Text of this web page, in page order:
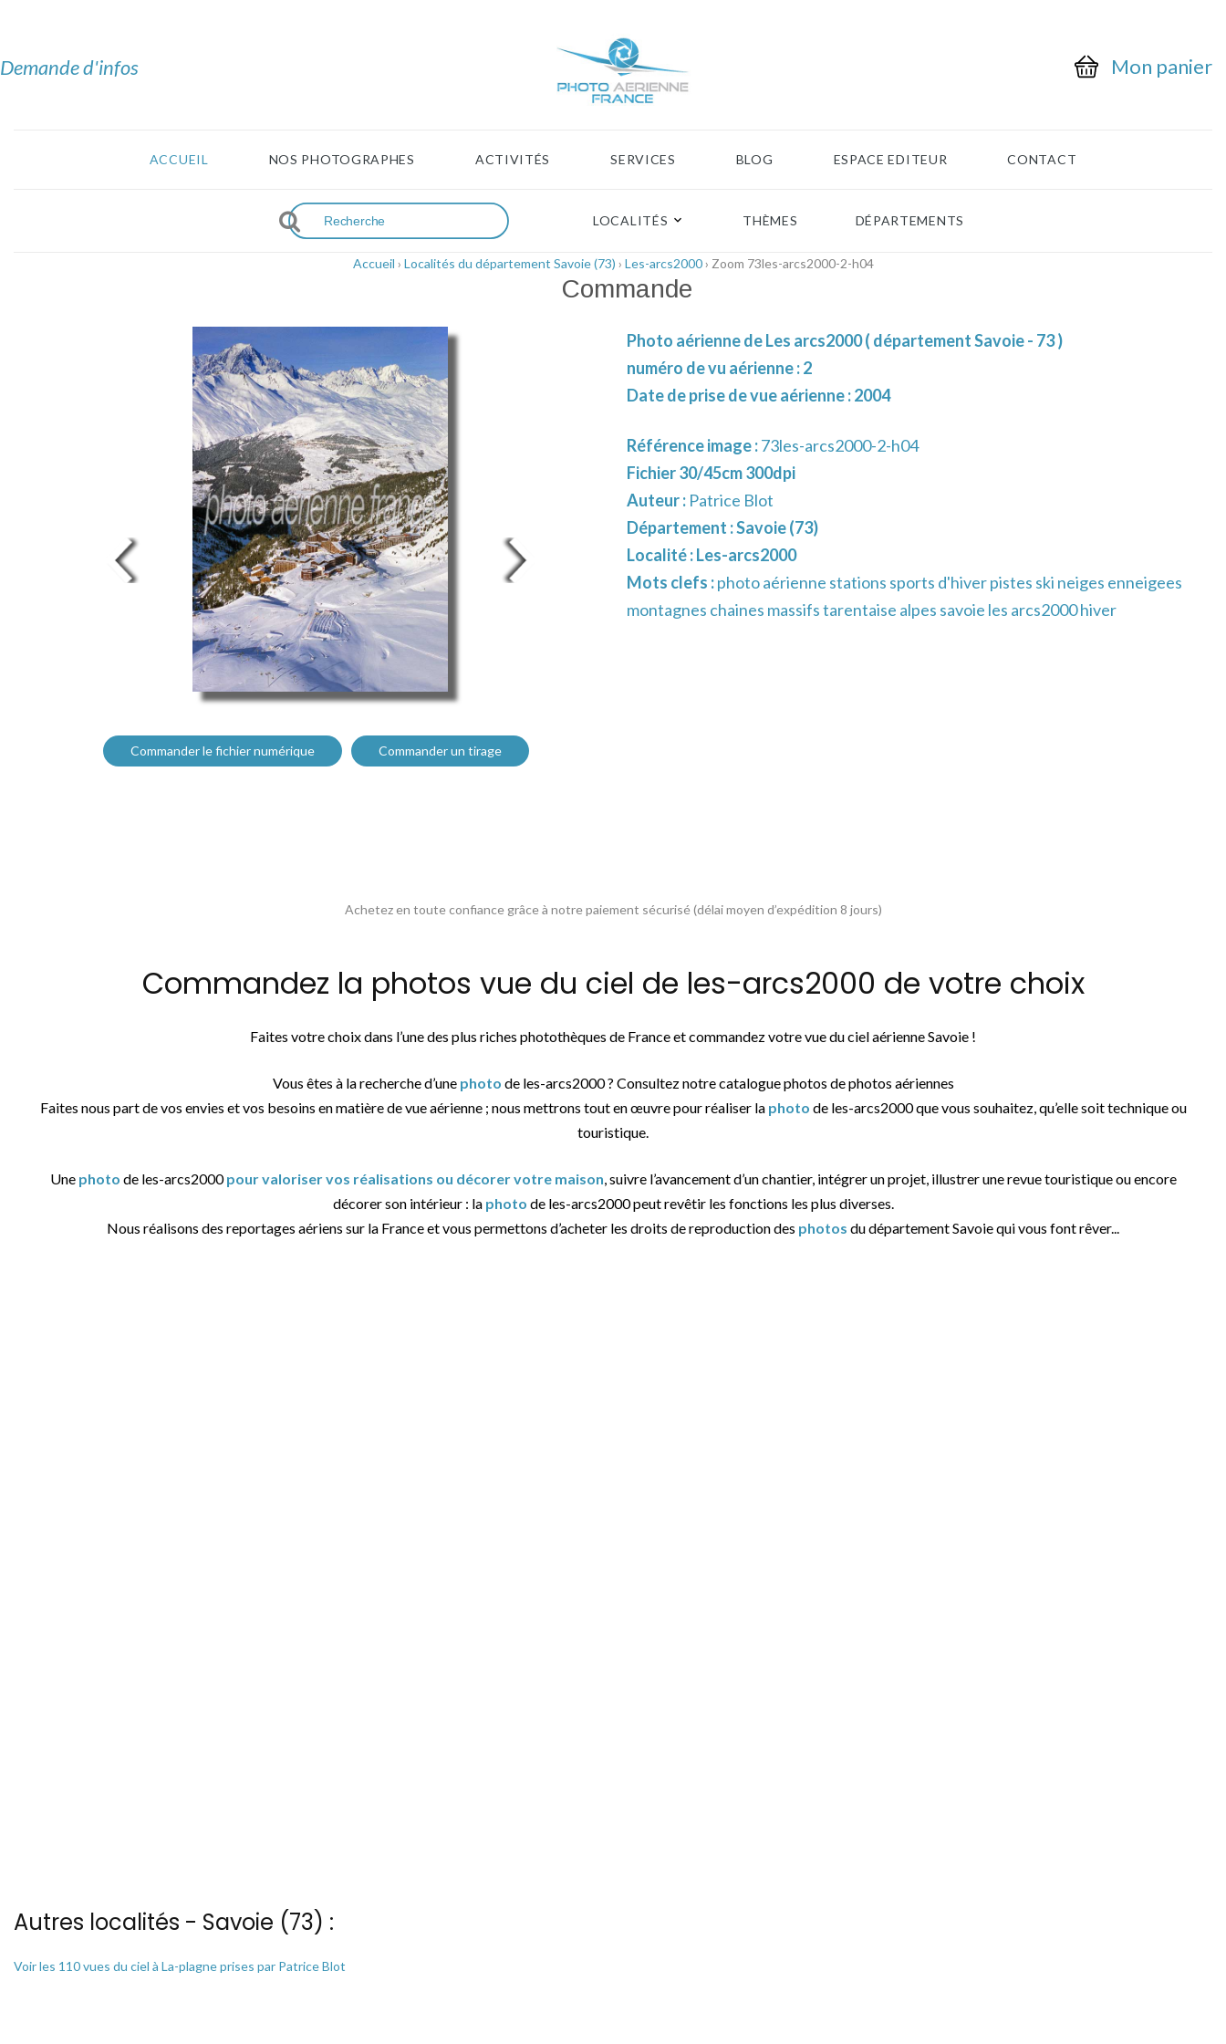
Demande d'infos Mon panier
ACCUEIL NOS PHOTOGRAPHES ACTIVITÉS SERVICES BLOG ESPACE EDITEUR CONTACT
LOCALITÉS THÈMES DÉPARTEMENTS
Accueil › Localités du département Savoie (73) › Les-arcs2000› Zoom 73les-arcs2000-2-h04
Commande
Commander le fichier numérique Commander un tirage
Photo aérienne de Les arcs2000 ( département Savoie - 73 )
numéro de vu aérienne : 2
Date de prise de vue aérienne : 2004
Référence image :73les-arcs2000-2-h04
Fichier 30/45cm 300dpi
Auteur : Patrice Blot
Département :Savoie (73)
Localité :Les-arcs2000
Mots clefs :photo aérienne stations sports d'hiver pistes ski neiges enneigees
montagnes chaines massifs tarentaise alpes savoie les arcs2000 hiver
Achetez en toute confiance grâce à notre paiement sécurisé (délai moyen d’expédition 8 jours)
Commandez la photos vue du ciel de les-arcs2000 de votre choix
Faites votre choix dans l’une des plus riches photothèques de France et commandez votre vue du ciel aérienne Savoie !
Vous êtes à la recherche d’une photo de les-arcs2000 ? Consultez notre catalogue photos de photos aériennes
Faites nous part de vos envies et vos besoins en matière de vue aérienne ; nous mettrons tout en œuvre pour réaliser la photo de les-arcs2000 que vous souhaitez, qu’elle soit technique ou
touristique.
Une photo de les-arcs2000pour valoriser vos réalisations ou décorer votre maison, suivre l’avancement d’un chantier, intégrer un projet, illustrer une revue touristique ou encore
décorer son intérieur : la photo de les-arcs2000 peut revêtir les fonctions les plus diverses.
Nous réalisons des reportages aériens sur la France et vous permettons d’acheter les droits de reproduction des photos du département Savoie qui vous font rêver...
Autres localités - Savoie (73) :
Voir les 110 vues du ciel à La-plagne prises par Patrice Blot